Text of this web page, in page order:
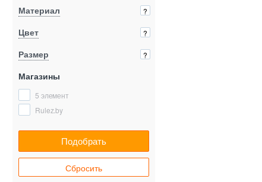
Материал ?
Цвет ?
Размер ?
Магазины
5 элемент
Rulez.by
Подобрать
Сбросить